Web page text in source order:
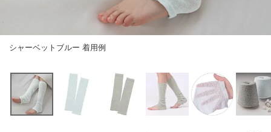
シャーベットブルー 着用例